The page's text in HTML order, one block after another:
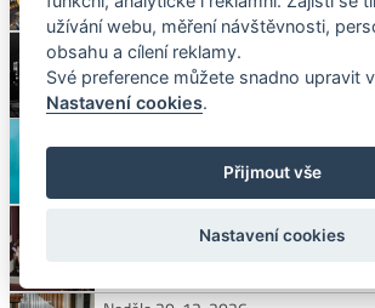
DK Strakonice, Mírová 831, 386 01
Pondělí 30. 11. 2026 od 19:00
JANEK LEDECKÝ & BAND
DK Strakonice, Mírová 831, 386 01
WOHNOUT – Bohémských 30
DK Strakonice, Mírová 831, 386 01
Písečan Vánoční
užívání webu, měření návštěvnosti,
obsahu a cílení reklamy.
Své preference můžete snadno upravit v
Nastavení cookies.
Přijmout vše
Nastavení cookies